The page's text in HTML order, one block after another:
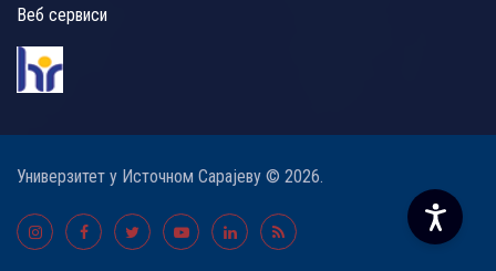
Веб сервиси
Универзитет у Источном Сарајеву © 2026.